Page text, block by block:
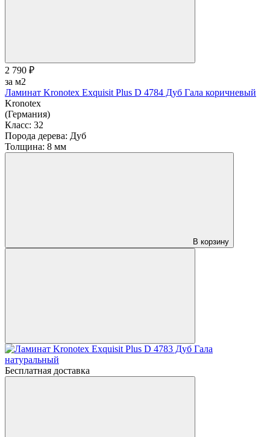
2 790 ₽
за м2
Ламинат Kronotex Exquisit Plus D 4784 Дуб Гала коричневый
Kronotex
(Германия)
Класс: 32
Порода дерева: Дуб
Толщина: 8 мм
В корзину
Бесплатная доставка